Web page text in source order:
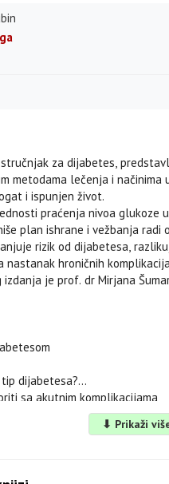
za dijabetes,
metodama lečenja i
i ispunjen život.
praćenja nivoa glukoze
plan ishrane i vežbanja
rizik od dijabetesa,
nastanak hroničnih
je prof. dr Mirjana
dijabetesa?
sa akutnim komplikacijama
hroničnih komplikacija
seksualna funkcija i trudnoća
⬇ Prikaži